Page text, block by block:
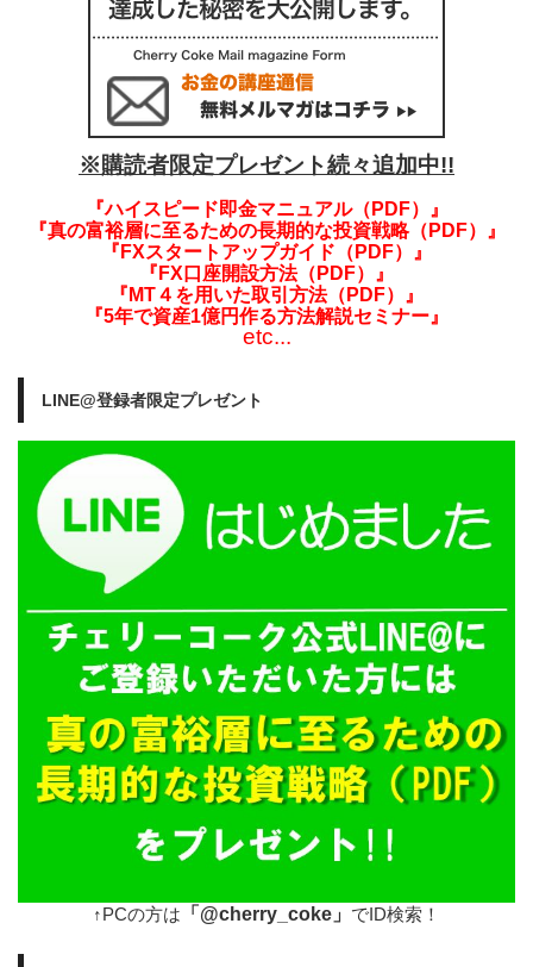
※購読者限定プレゼント続々追加中!!
『ハイスピード即金マニュアル（PDF）』
『真の富裕層に至るための長期的な投資戦略（PDF）』
『FXスタートアップガイド（PDF）』
『FX口座開設方法（PDF）』
『MT４を用いた取引方法（PDF）』
『5年で資産1億円作る方法解説セミナー』
etc...
LINE@登録者限定プレゼント
↑PCの方は 「@cherry_coke」 でID検索！